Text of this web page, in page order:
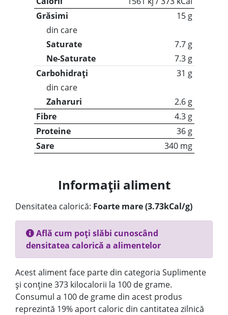
Grăsimi
15 g
din care
Saturate
7.7 g
Ne-Saturate
7.3 g
Carbohidrați
31 g
din care
Zaharuri
2.6 g
Fibre
4.3 g
Proteine
36 g
Sare
340 mg
Informații aliment
Densitatea calorică: Foarte mare (3.73kCal/g)
Află cum poți slăbi cunoscând
densitatea calorică a alimentelor
Acest aliment face parte din categoria Suplimente
și conține 373 kilocalorii la 100 de grame.
Consumul a 100 de grame din acest produs
reprezintă 19% aport caloric din cantitatea zilnică